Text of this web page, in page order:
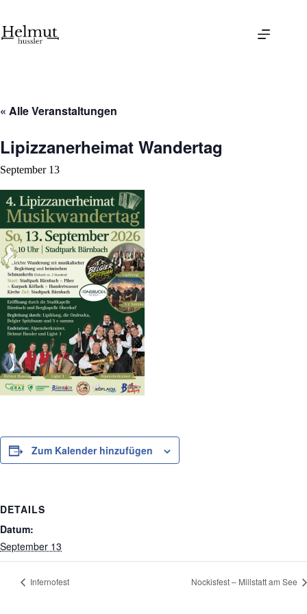
content
« Alle Veranstaltungen
Lipizzanerheimat Wandertag
September 13
Zum Kalender hinzufügen
DETAILS
Datum:
September 13
Infernofest Nockisfest – Millstatt am See